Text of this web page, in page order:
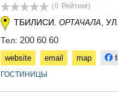
(0 Рейтинг)
ТБИЛИСИ. ОРТАЧАЛА ,
Тел: 200 60 60
website email map
ГОСТИНИЦЫ